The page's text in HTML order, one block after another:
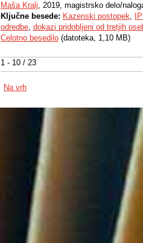
1 - 10 / 23
Maša Kralj, 2019, magistrsko delo/
Ključne besede: Kazenski postopek,
odredbe, dokazi pridobljeni od tretjih
Celotno besedilo (datoteka, 1,10 MB)
Na vrh